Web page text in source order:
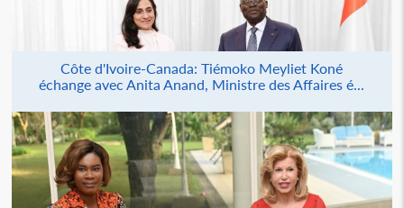
Côte d'Ivoire-Canada: Tiémoko Meyliet Koné
échange avec Anita Anand, Ministre des Affaires é...